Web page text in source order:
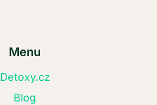
Menu
Detoxy.cz
Blog